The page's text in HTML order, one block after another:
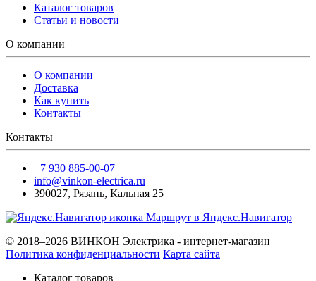
Каталог товаров
Статьи и новости
О компании
О компании
Доставка
Как купить
Контакты
Контакты
+7 930 885-00-07
info@vinkon-electrica.ru
390027, Рязань, Кальная 25
Маршрут в Яндекс.Навигатор
© 2018–2026 ВИНКОН Электрика - интернет-магазин
Политика конфиденциальности Карта сайта
Каталог товаров